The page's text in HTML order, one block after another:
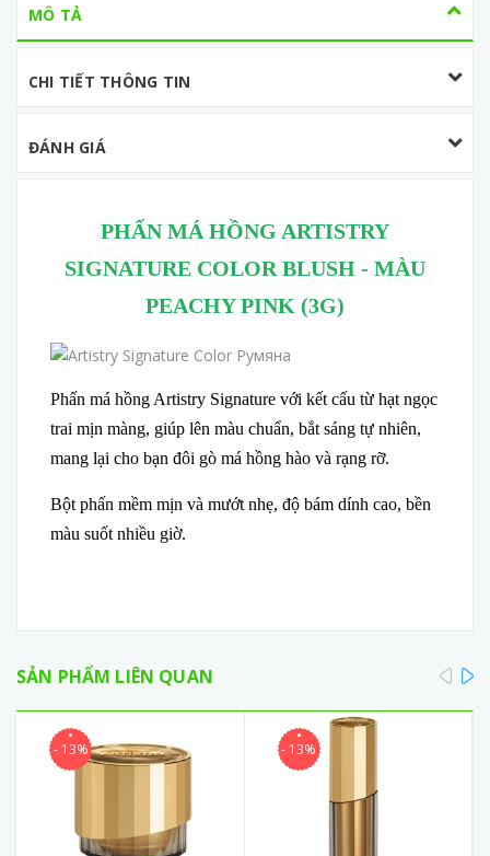
MÔ TẢ
CHI TIẾT THÔNG TIN
ĐÁNH GIÁ
PHẤN MÁ HỒNG ARTISTRY
SIGNATURE COLOR BLUSH - MÀU
PEACHY PINK (3G)
Phấn má hồng Artistry Signature với kết cấu từ hạt ngọc
trai mịn màng, giúp lên màu chuẩn, bắt sáng tự nhiên,
mang lại cho bạn đôi gò má hồng hào và rạng rỡ.
Bột phấn mềm mịn và mướt nhẹ, độ bám dính cao, bền
màu suốt nhiều giờ.
SẢN PHẨM LIÊN QUAN
- 13% - 13%